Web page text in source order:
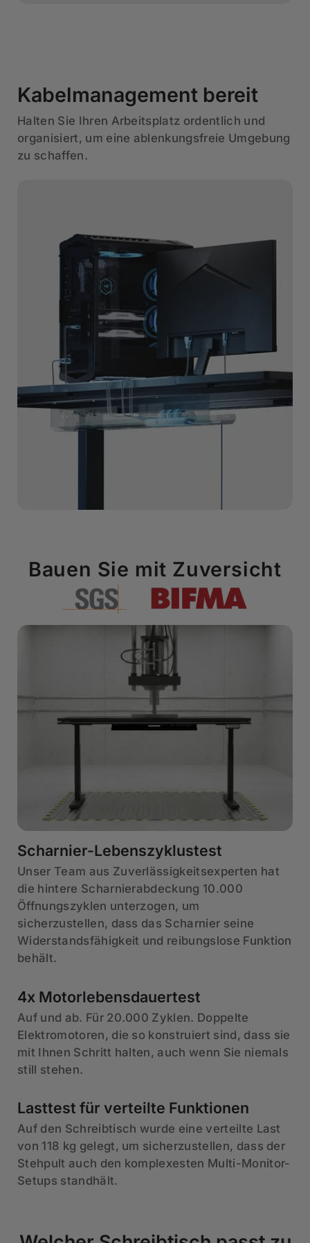
Kabelmanagement bereit
Halten Sie Ihren Arbeitsplatz ordentlich und
organisiert, um eine ablenkungsfreie Umgebung
zu schaffen.
Bauen Sie mit Zuversicht
Scharnier-Lebenszyklustest
Unser Team aus Zuverlässigkeitsexperten hat
die hintere Scharnierabdeckung 10.000
Öffnungszyklen unterzogen, um
sicherzustellen, dass das Scharnier seine
Widerstandsfähigkeit und reibungslose Funktion
behält.
4x Motorlebensdauertest
Auf und ab. Für 20.000 Zyklen. Doppelte
Elektromotoren, die so konstruiert sind, dass sie
mit Ihnen Schritt halten, auch wenn Sie niemals
still stehen.
Lasttest für verteilte Funktionen
Auf den Schreibtisch wurde eine verteilte Last
von 118 kg gelegt, um sicherzustellen, dass der
Stehpult auch den komplexesten Multi-Monitor-
Setups standhält.